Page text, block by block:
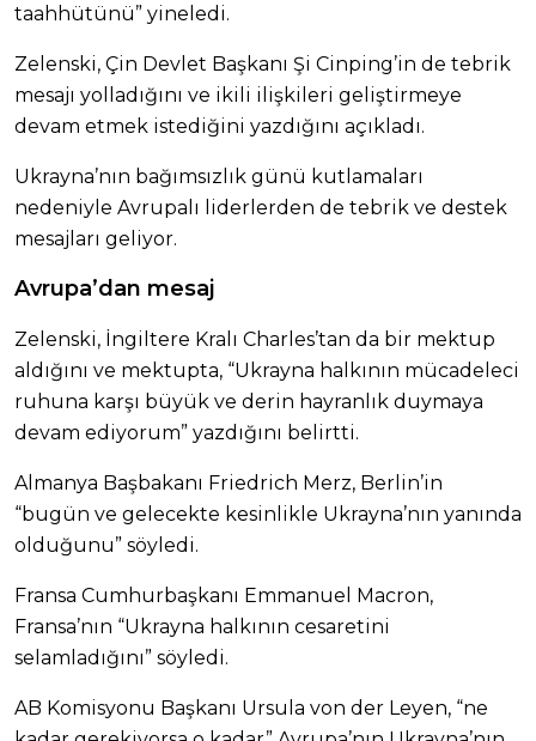
taahhütünü” yineledi.
Zelenski, Çin Devlet Başkanı Şi Cinping’in de tebrik
mesajı yolladığını ve ikili ilişkileri geliştirmeye
devam etmek istediğini yazdığını açıkladı.
Ukrayna’nın bağımsızlık günü kutlamaları
nedeniyle Avrupalı liderlerden de tebrik ve destek
mesajları geliyor.
Avrupa’dan mesaj
Zelenski, İngiltere Kralı Charles’tan da bir mektup
aldığını ve mektupta, “Ukrayna halkının mücadeleci
ruhuna karşı büyük ve derin hayranlık duymaya
devam ediyorum” yazdığını belirtti.
Almanya Başbakanı Friedrich Merz, Berlin’in
“bugün ve gelecekte kesinlikle Ukrayna’nın yanında
olduğunu” söyledi.
Fransa Cumhurbaşkanı Emmanuel Macron,
Fransa’nın “Ukrayna halkının cesaretini
selamladığını” söyledi.
AB Komisyonu Başkanı Ursula von der Leyen, “ne